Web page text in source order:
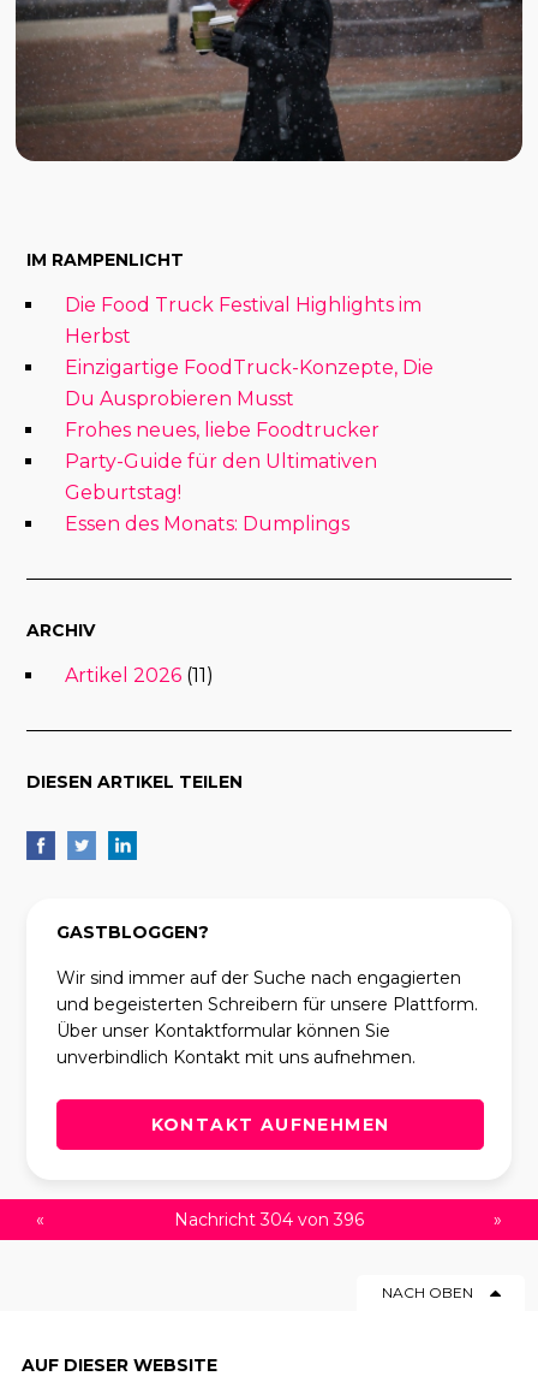
IM RAMPENLICHT
Die Food Truck Festival Highlights im
Herbst
Einzigartige FoodTruck-Konzepte, Die
Du Ausprobieren Musst
Frohes neues, liebe Foodtrucker
Party-Guide für den Ultimativen
Geburtstag!
Essen des Monats: Dumplings
ARCHIV
Artikel 2026 (11)
DIESEN ARTIKEL TEILEN
GASTBLOGGEN?
Wir sind immer auf der Suche nach engagierten
und begeisterten Schreibern für unsere Plattform.
Über unser Kontaktformular können Sie
unverbindlich Kontakt mit uns aufnehmen.
KONTAKT AUFNEHMEN
« Nachricht 304 von 396 »
NACH OBEN
AUF DIESER WEBSITE